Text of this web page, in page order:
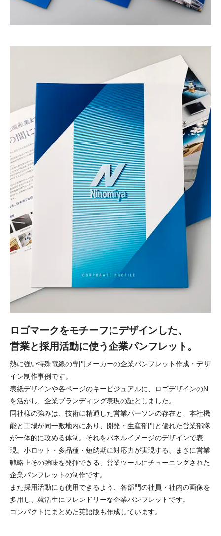
ロゴマークをモチーフにデザインした、
営業と採用活動に使う企業パンフレット。
熱に強い特殊電線の専門メーカーの企業パンフレット作成・デザ
イン制作事例です。
表紙デザインや各ページのキービジュアルに、ロゴデザインのN
を活かし、企業ブランディング表現の証としました。
同社様の強みは、技術に精通した営業パーソンの存在と、本社機
能と工場が同一敷地内にあり、開発・生産部門と優れた営業部隊
が一体的に攻める体制。それをパネルイメージのデザインで表
現。小ロット・多品種・短納期に対応力が実現する、まさに営業
戦略上その強味を発揮できる、営業ツールにチューニングされた
企業パンフレットの制作です。
また採用活動にも使用できるよう、各部門の社員・社内の画像を
多用し、就活生にフレンドリーな企業パンフレットです。
コンパクトにまとめた英語版も作成しています。